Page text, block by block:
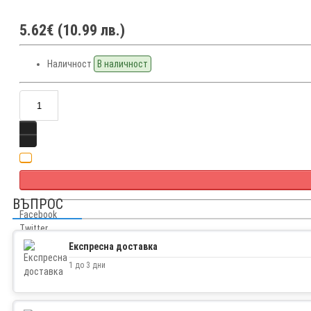
5.62€ (10.99 лв.)
Наличност В наличност
Facebook
Twitter
ВЪПРОС
Експресна доставка
1 до 3 дни